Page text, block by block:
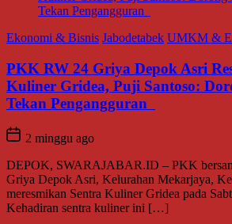
Ekonomi & Bisnis Jabodetabek UMKM &
PKK RW 24 Griya Depok Asri
Kuliner Gridea, Puji Santoso:
Tekan Pengangguran
2 minggu ago
DEPOK, SWARAJABAR.ID – PKK
Griya Depok Asri, Kelurahan Mekarjaya,
meresmikan Sentra Kuliner Gridea pada
Kehadiran sentra kuliner ini […]